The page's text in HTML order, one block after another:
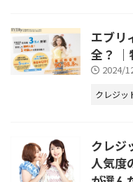
エブリ
全？
2024/
クレジッ
クレジ
人気度